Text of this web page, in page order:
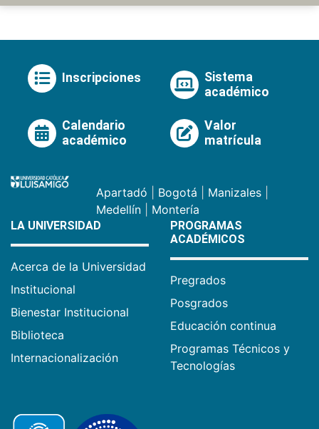
Inscripciones
Sistema
académico
Calendario
académico
Valor
matrícula
Apartadó Bogotá Manizales
Medellín
Montería
LA UNIVERSIDAD
Acerca de la Universidad
Institucional
Bienestar Institucional
Biblioteca
Internacionalización
PROGRAMAS
ACADÉMICOS
Pregrados
Posgrados
Educación continua
Programas Técnicos y
Tecnologías